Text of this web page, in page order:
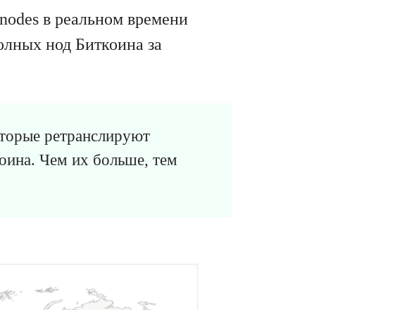
в реальном времени
нод Биткоина за
ретранслируют
Чем их больше, тем